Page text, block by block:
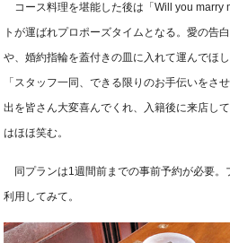
コース料理を堪能した後は「Will you marry
トが運ばれプロポーズタイムとなる。愛の告
や、婚約指輪を蓋付きの皿に入れて運んでほ
「スタッフ一同、できる限りのお手伝いをさ
出を皆さん大変喜んでくれ、入籍後に来店し
はほほ笑む。
同プランは1週間前までの事前予約が必要。
利用してみて。